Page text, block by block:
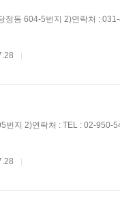
정동 604-5번지 2)연락처 :
|
번지 2)연락처 : TEL : 02-
|